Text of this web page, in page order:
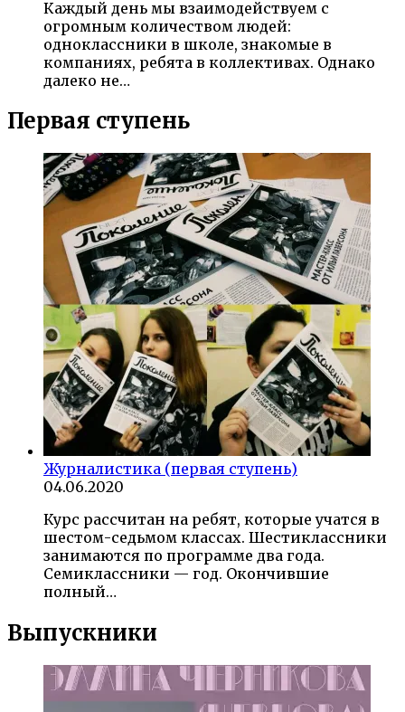
Каждый день мы взаимодействуем с
огромным количеством людей:
одноклассники в школе, знакомые в
компаниях, ребята в коллективах. Однако
далеко не…
Первая ступень
Журналистика (первая ступень)
04.06.2020
Курс рассчитан на ребят, которые учатся в
шестом-седьмом классах. Шестиклассники
занимаются по программе два года.
Семиклассники — год. Окончившие
полный…
Выпускники